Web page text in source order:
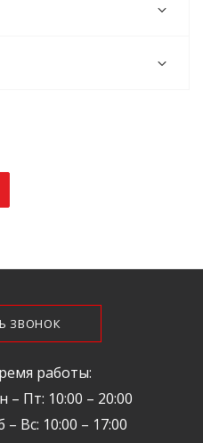
ЗВОНОК
работы:
– Пт: 10:00 – 20:00
– Вс: 10:00 – 17:00